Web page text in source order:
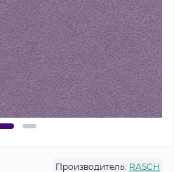
Производитель: RASCH